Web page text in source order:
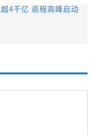
4千亿 返程高峰启动